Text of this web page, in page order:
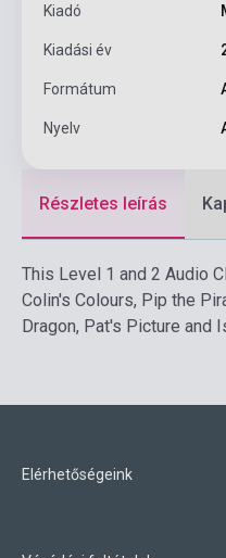
Kiadó
Kiadási év
Formátum
Nyelv
Részletes leírás
This Level 1 and 2 Audio
Colin's Colours, Pip the
Dragon, Pat's Picture and
Elérhetőségeink